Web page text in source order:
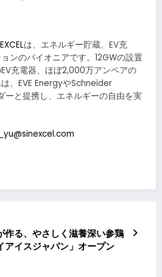
は、エネルギー貯蔵、EV充
ンのパイオニアです。12GWの設置
充電器、ほぼ2,000万アンペアの
は、EVE EnergyやSchneider
ーと提携し、エネルギーの自由を実
作る、やさしく滋養深い参鶏
アイスジャパン」オープン